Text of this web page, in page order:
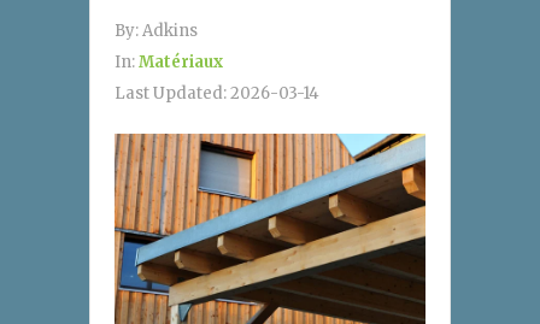
By:Adkins
In:Matériaux
Last Updated:2026-03-14